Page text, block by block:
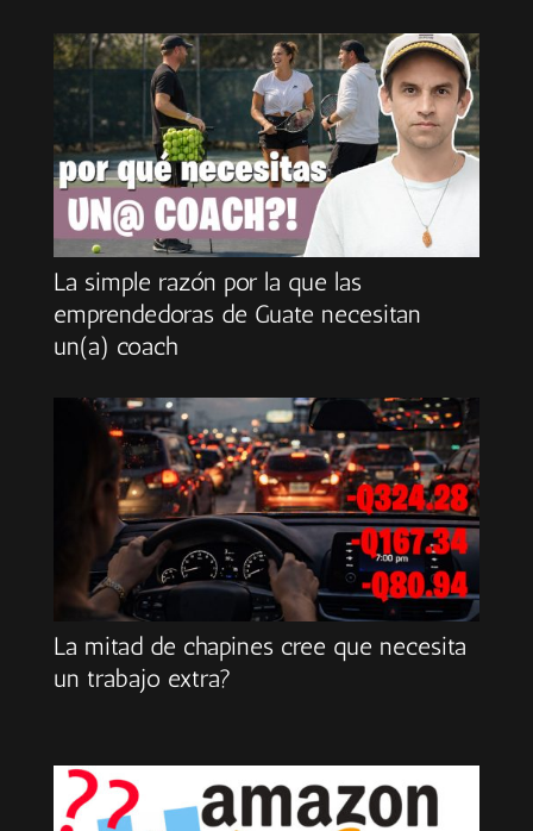
La simple razón por la que las
emprendedoras de Guate necesitan
un(a) coach
La mitad de chapines cree que necesita
un trabajo extra?